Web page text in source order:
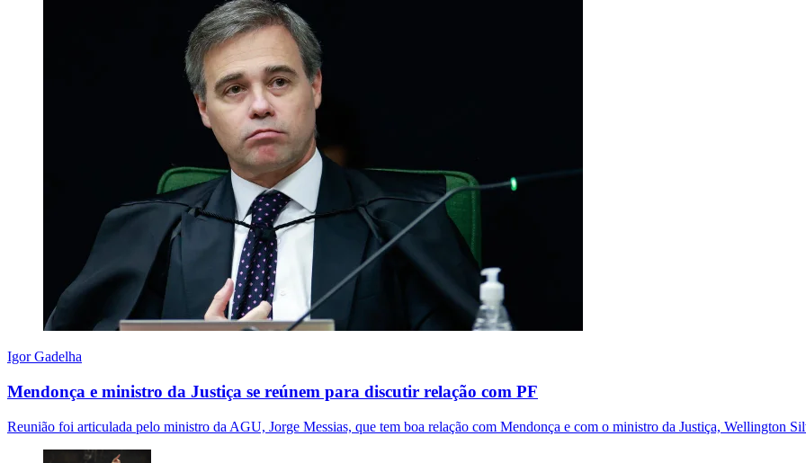
Igor Gadelha
Mendonça e ministro da Justiça se reúnem para discutir relação com PF
Reunião foi articulada pelo ministro da AGU, Jorge Messias, que tem boa relação com Mendonça e com o ministro da Justiça, Wellington